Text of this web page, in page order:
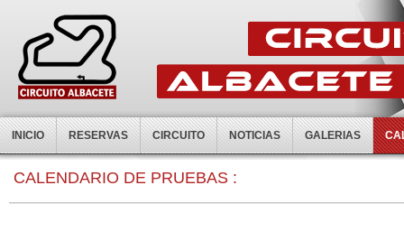
INICIO RESERVAS CIRCUITO NOTICIAS GALERIAS
CALENDARIO DE PRUEBAS :